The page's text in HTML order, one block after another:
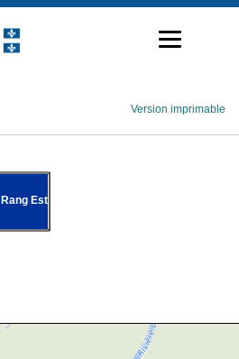
Version imprimable
Rang Est